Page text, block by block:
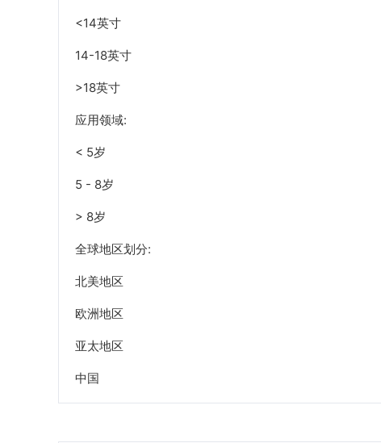
<14英寸
14-18英寸
>18英寸
应用领域:
< 5岁
5 - 8岁
> 8岁
全球地区划分:
北美地区
欧洲地区
亚太地区
中国